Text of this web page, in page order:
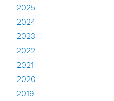
2025
2024
2023
2022
2021
2020
2019